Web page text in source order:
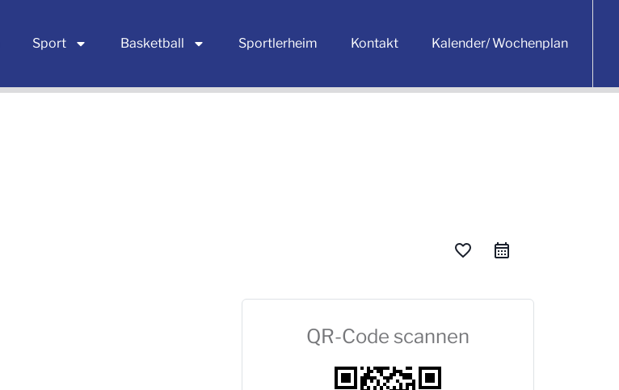
Sport Basketball Sportlerheim Kontakt Kalender/ Wochenplan
favorite_border
QR-Code scannen